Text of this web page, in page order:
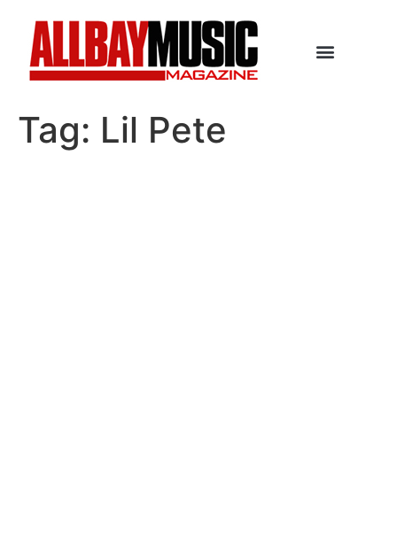
Tag: Lil Pete